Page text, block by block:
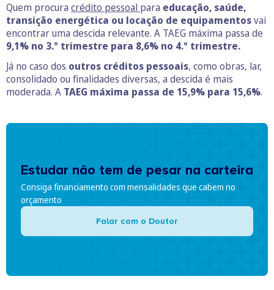
Quem procura crédito pessoal para educação, saúde,
transição energética ou locação de equipamentosvai
encontrar uma descida relevante. A TAEG máxima passa de
9,1% no 3.º trimestre para 8,6% no 4.º trimestre.
Já no caso dos outros créditos pessoais, como obras, lar,
consolidado ou finalidades diversas, a descida é mais
moderada. A TAEG máxima passa de 15,9% para 15,6%.
Estudar não tem de pesar na carteira
Consiga financiamento com mensalidades que cabem no
orçamento
Falar com o Doutor